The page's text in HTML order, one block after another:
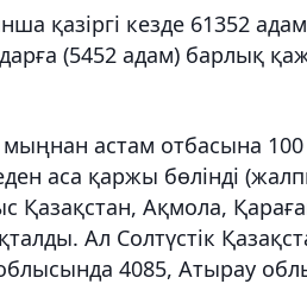
қазіргі кезде 61352
(5452 адам) барлық
астам отбасына 100
аса қаржы бөлінді
Қазақстан, Ақмола,
Ал Солтүстік
4085, Атырау